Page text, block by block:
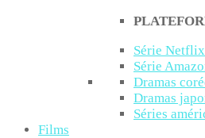
Série
Série
Dramas
Dramas
Séries
Films